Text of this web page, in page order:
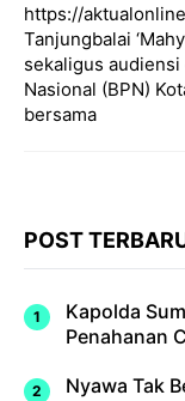
https://
Tanjungbalai
sekaligus audiensi
Nasional (BPN)
bersama
POST
Kapolda
Penahanan
Nyawa Tak